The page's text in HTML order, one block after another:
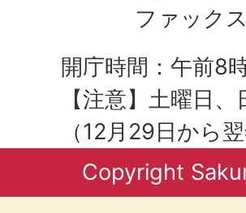
ファック
開庁時間：午前8
【注意】土曜日
（12月29日から
Copyright